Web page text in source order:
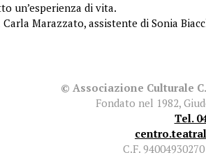
un’esperienza di vita.
Marazzato, assistente di Sonia
© Associazione Culturale
Fondato nel 1982,
Tel.
C.F.